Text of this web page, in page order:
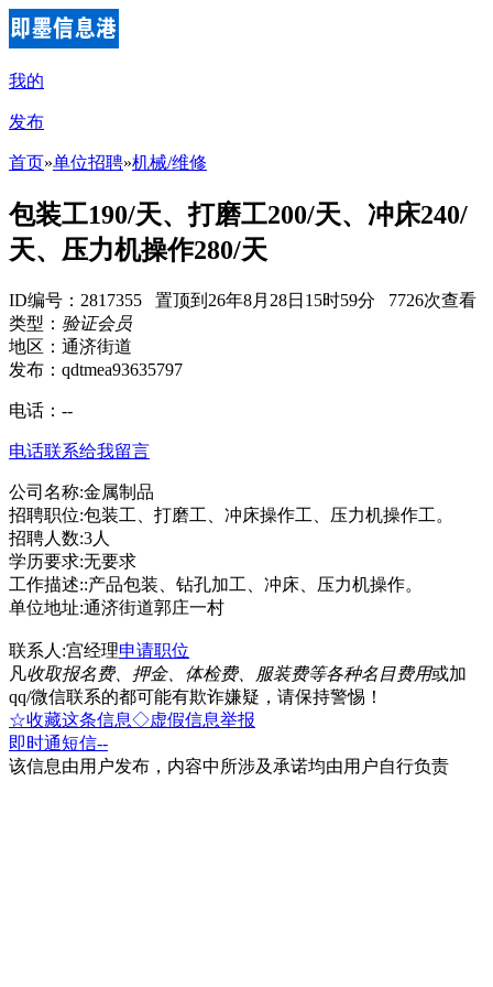
我的
发布
首页»单位招聘»机械/维修
包装工190/天、打磨工200/天、冲床240/
天、压力机操作280/天
ID编号：2817355 置顶到26年8月28日15时59分 7726次查看
类型： 验证会员
地区：通济街道
发布：qdtmea93635797
电话： --
电话联系给我留言
公司名称:金属制品
招聘职位:包装工、打磨工、冲床操作工、压力机操作工。
招聘人数:3人
学历要求:无要求
工作描述::产品包装、钻孔加工、冲床、压力机操作。
单位地址:通济街道郭庄一村
联系人:宫经理申请职位
凡收取报名费、押金、体检费、服装费等各种名目费用或加
qq/微信联系的都可能有欺诈嫌疑，请保持警惕！
☆收藏这条信息◇虚假信息举报
即时通短信--
该信息由用户发布，内容中所涉及承诺均由用户自行负责